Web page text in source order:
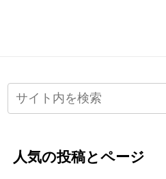
人気の投稿とページ